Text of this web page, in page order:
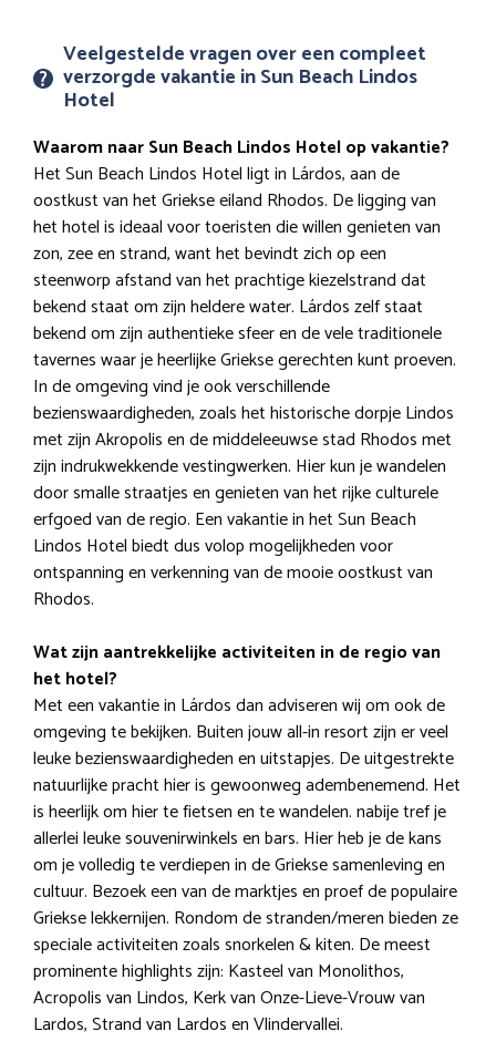
Veelgestelde vragen over een compleet
verzorgde vakantie in Sun Beach Lindos
Hotel
Waarom naar Sun Beach Lindos Hotel op vakantie?
Het Sun Beach Lindos Hotel ligt in Lárdos, aan de
oostkust van het Griekse eiland Rhodos. De ligging van
het hotel is ideaal voor toeristen die willen genieten van
zon, zee en strand, want het bevindt zich op een
steenworp afstand van het prachtige kiezelstrand dat
bekend staat om zijn heldere water. Lárdos zelf staat
bekend om zijn authentieke sfeer en de vele traditionele
tavernes waar je heerlijke Griekse gerechten kunt proeven.
In de omgeving vind je ook verschillende
bezienswaardigheden, zoals het historische dorpje Lindos
met zijn Akropolis en de middeleeuwse stad Rhodos met
zijn indrukwekkende vestingwerken. Hier kun je wandelen
door smalle straatjes en genieten van het rijke culturele
erfgoed van de regio. Een vakantie in het Sun Beach
Lindos Hotel biedt dus volop mogelijkheden voor
ontspanning en verkenning van de mooie oostkust van
Rhodos.
Wat zijn aantrekkelijke activiteiten in de regio van
het hotel?
Met een vakantie in Lárdos dan adviseren wij om ook de
omgeving te bekijken. Buiten jouw all-in resort zijn er veel
leuke bezienswaardigheden en uitstapjes. De uitgestrekte
natuurlijke pracht hier is gewoonweg adembenemend. Het
is heerlijk om hier te fietsen en te wandelen. nabije tref je
allerlei leuke souvenirwinkels en bars. Hier heb je de kans
om je volledig te verdiepen in de Griekse samenleving en
cultuur. Bezoek een van de marktjes en proef de populaire
Griekse lekkernijen. Rondom de stranden/meren bieden ze
speciale activiteiten zoals snorkelen & kiten. De meest
prominente highlights zijn: Kasteel van Monolithos,
Acropolis van Lindos, Kerk van Onze-Lieve-Vrouw van
Lardos, Strand van Lardos en Vlindervallei.